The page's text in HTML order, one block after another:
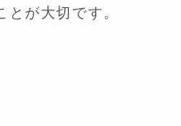
とが大切です。